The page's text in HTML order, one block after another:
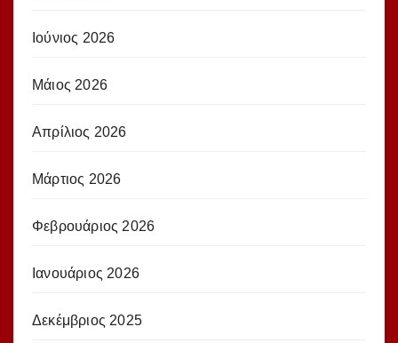
Ιούνιος 2026
Μάιος 2026
Απρίλιος 2026
Μάρτιος 2026
Φεβρουάριος 2026
Ιανουάριος 2026
Δεκέμβριος 2025